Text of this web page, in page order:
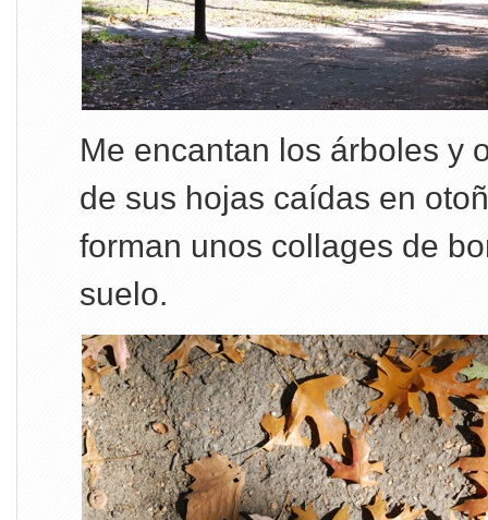
Me encantan los árboles y
de sus hojas caídas en
forman unos collages de
suelo.